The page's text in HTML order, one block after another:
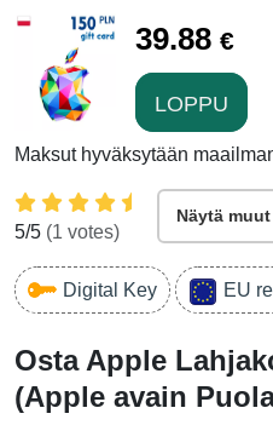
39.88 €
LOPPU
Maksut hyväksytään
5/5 (1 votes)
Näytä
Digital Key EU
Osta Apple
(Apple avain